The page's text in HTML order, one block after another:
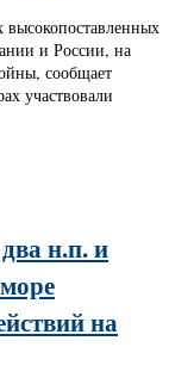
высокопоставленных
и России, на
сообщает
участвовали
н.п. и
на